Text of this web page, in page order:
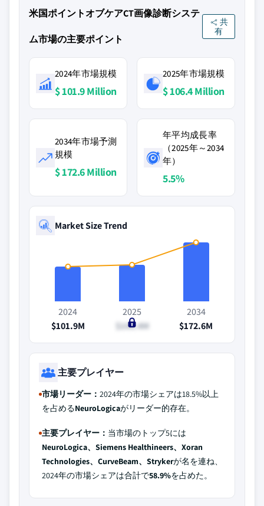
米国ポイントオブケアCT画像診断システ
ム市場の主要ポイント
共
有
2024年市場規模
$ 101.9 Million
2025年市場規模
$ 106.4 Million
2034年市場予測
規模
$ 172.6 Million
年平均成長率
（2025年～2034
年）
5.5%
Market Size Trend
2024
$101.9M
2025
$106.4M
2034
$172.6M
主要プレイヤー
市場リーダー： 2024年の市場シェアは18.5%以上
を占めるNeuroLogicaがリーダー的存在。
主要プレイヤー： 当市場のトップ5には
NeuroLogica、Siemens Healthineers、Xoran
Technologies、CurveBeam、Strykerが名を連ね、
2024年の市場シェアは合計で58.9%を占めた。